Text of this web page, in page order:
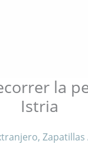
la
Istria
, Zapatillas